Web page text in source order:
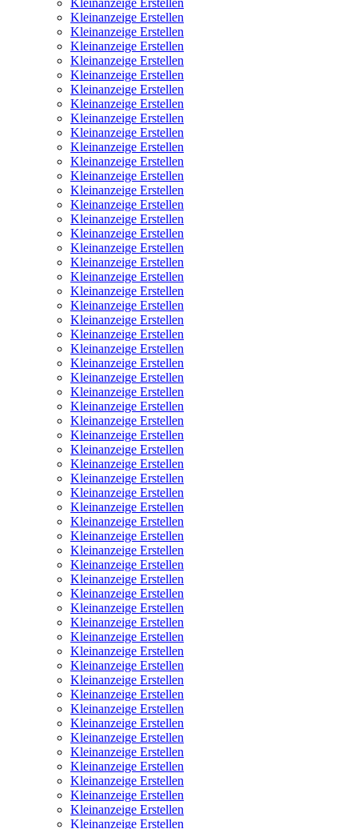
Kleinanzeige Erstellen
Kleinanzeige Erstellen
Kleinanzeige Erstellen
Kleinanzeige Erstellen
Kleinanzeige Erstellen
Kleinanzeige Erstellen
Kleinanzeige Erstellen
Kleinanzeige Erstellen
Kleinanzeige Erstellen
Kleinanzeige Erstellen
Kleinanzeige Erstellen
Kleinanzeige Erstellen
Kleinanzeige Erstellen
Kleinanzeige Erstellen
Kleinanzeige Erstellen
Kleinanzeige Erstellen
Kleinanzeige Erstellen
Kleinanzeige Erstellen
Kleinanzeige Erstellen
Kleinanzeige Erstellen
Kleinanzeige Erstellen
Kleinanzeige Erstellen
Kleinanzeige Erstellen
Kleinanzeige Erstellen
Kleinanzeige Erstellen
Kleinanzeige Erstellen
Kleinanzeige Erstellen
Kleinanzeige Erstellen
Kleinanzeige Erstellen
Kleinanzeige Erstellen
Kleinanzeige Erstellen
Kleinanzeige Erstellen
Kleinanzeige Erstellen
Kleinanzeige Erstellen
Kleinanzeige Erstellen
Kleinanzeige Erstellen
Kleinanzeige Erstellen
Kleinanzeige Erstellen
Kleinanzeige Erstellen
Kleinanzeige Erstellen
Kleinanzeige Erstellen
Kleinanzeige Erstellen
Kleinanzeige Erstellen
Kleinanzeige Erstellen
Kleinanzeige Erstellen
Kleinanzeige Erstellen
Kleinanzeige Erstellen
Kleinanzeige Erstellen
Kleinanzeige Erstellen
Kleinanzeige Erstellen
Kleinanzeige Erstellen
Kleinanzeige Erstellen
Kleinanzeige Erstellen
Kleinanzeige Erstellen
Kleinanzeige Erstellen
Kleinanzeige Erstellen
Kleinanzeige Erstellen